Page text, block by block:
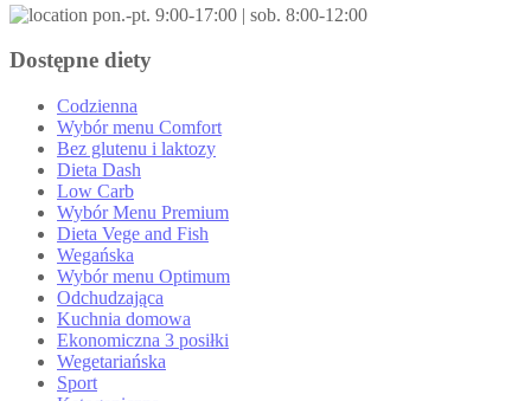
pon.-pt. 9:00-17:00 | sob. 8:00-12:00
Dostępne diety
Codzienna
Wybór menu Comfort
Bez glutenu i laktozy
Dieta Dash
Low Carb
Wybór Menu Premium
Dieta Vege and Fish
Wegańska
Wybór menu Optimum
Odchudzająca
Kuchnia domowa
Ekonomiczna 3 posiłki
Wegetariańska
Sport